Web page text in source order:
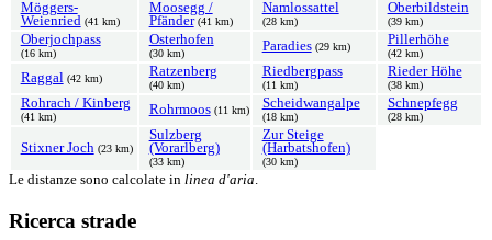
Möggers-
Weienried (41 km)
Moosegg /
Pfänder (41 km)
Namlossattel
(28 km)
Oberbildstein
(39 km)
Oberjochpass
(16 km)
Osterhofen
(30 km) Paradies (29 km) Pillerhöhe
(42 km)
Raggal (42 km) Ratzenberg
(40 km)
Riedbergpass
(11 km)
Rieder Höhe
(38 km)
Rohrach / Kinberg
(41 km) Rohrmoos (11 km) Scheidwangalpe
(18 km)
Schnepfegg
(28 km)
Stixner Joch (23 km)
Sulzberg
(Vorarlberg)
(33 km)
Zur Steige
(Harbatshofen)
(30 km)
Le distanze sono calcolate in linea d'aria.
Ricerca strade